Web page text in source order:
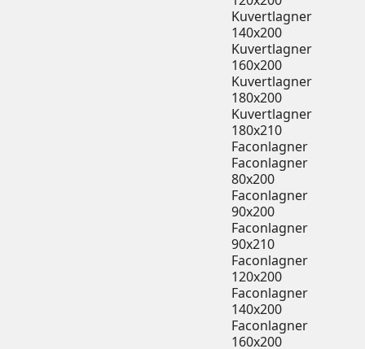
Kuvertlagner
140x200
Kuvertlagner
160x200
Kuvertlagner
180x200
Kuvertlagner
180x210
Faconlagner
Faconlagner
80x200
Faconlagner
90x200
Faconlagner
90x210
Faconlagner
120x200
Faconlagner
140x200
Faconlagner
160x200